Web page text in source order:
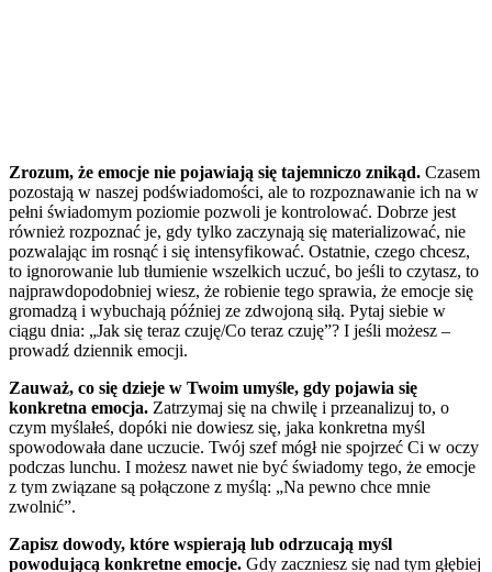
Zrozum, że emocje nie pojawiają się tajemniczo znikąd. Czasem
pozostają w naszej podświadomości, ale to rozpoznawanie ich na w
pełni świadomym poziomie pozwoli je kontrolować. Dobrze jest
również rozpoznać je, gdy tylko zaczynają się materializować, nie
pozwalając im rosnąć i się intensyfikować. Ostatnie, czego chcesz,
to ignorowanie lub tłumienie wszelkich uczuć, bo jeśli to czytasz, to
najprawdopodobniej wiesz, że robienie tego sprawia, że emocje się
gromadzą i wybuchają później ze zdwojoną siłą. Pytaj siebie w
ciągu dnia: „Jak się teraz czuję/Co teraz czuję”? I jeśli możesz –
prowadź dziennik emocji.
Zauważ, co się dzieje w Twoim umyśle, gdy pojawia się
konkretna emocja. Zatrzymaj się na chwilę i przeanalizuj to, o
czym myślałeś, dopóki nie dowiesz się, jaka konkretna myśl
spowodowała dane uczucie. Twój szef mógł nie spojrzeć Ci w oczy
podczas lunchu. I możesz nawet nie być świadomy tego, że emocje
z tym związane są połączone z myślą: „Na pewno chce mnie
zwolnić”.
Zapisz dowody, które wspierają lub odrzucają myśl
powodującą konkretne emocje. Gdy zaczniesz się nad tym głębiej